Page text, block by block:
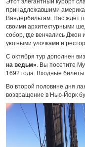
Этот элегантный курорт
принадлежавшими
Вандербильтам. Нас ждёт
своими архитектурными
собор, где венчались
уютными улочками и
С октября тур дополнен
на ведьм». Вы посетите
1692 года. Входные
Во второй половине дня
возвращение в Нью-Йорк